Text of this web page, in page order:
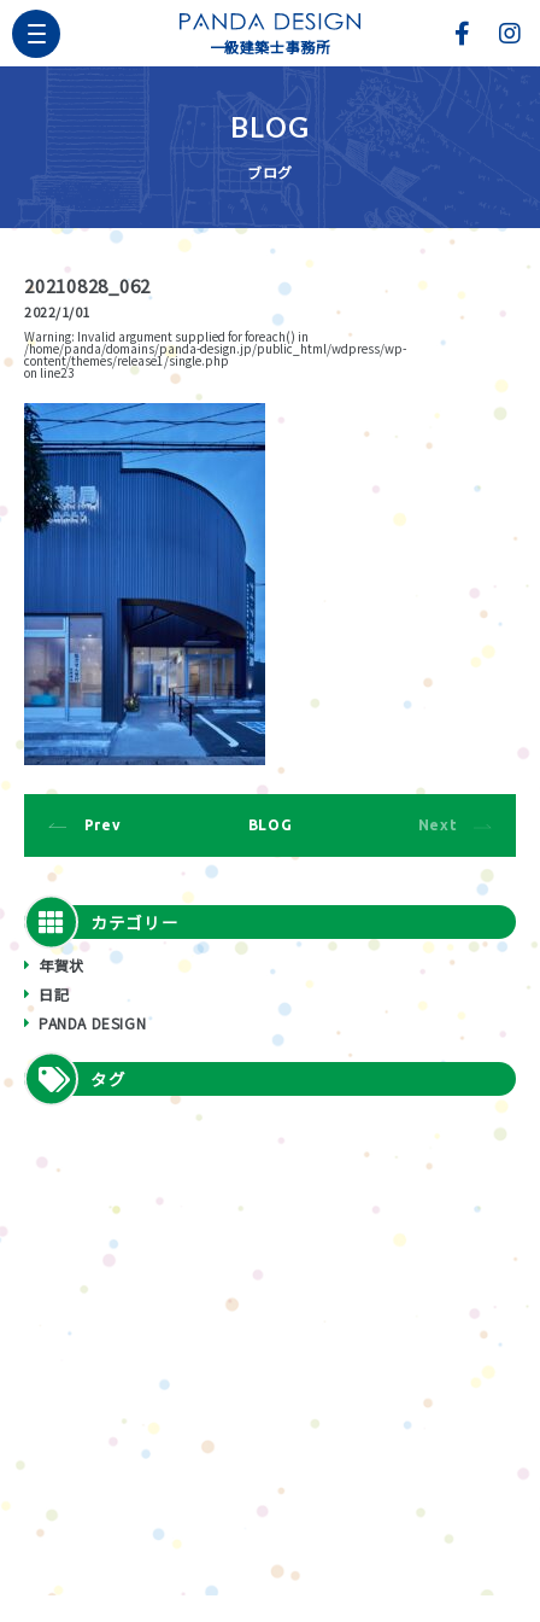
一級建築士事務所
BLOG
ブログ
20210828_062
2022/1/01
Warning: Invalid argument supplied for foreach() in
/home/panda/domains/panda-design.jp/public_html/wdpress/wp-
content/themes/release1/single.php
on line23
Prev BLOG Next
カテゴリー
年賀状
日記
PANDA DESIGN
タグ